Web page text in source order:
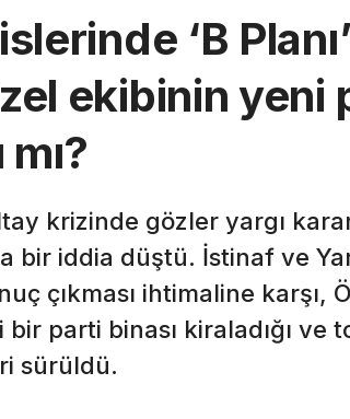
‘B
ekibinin yeni
krizinde gözler yargı
bir iddia düştü. İstinaf ve
çıkması ihtimaline karşı,
bir parti binası kiraladığı ve
sürüldü.